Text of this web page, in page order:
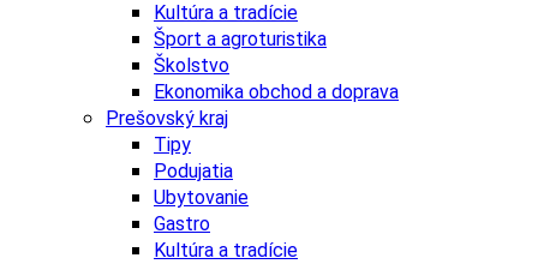
Kultúra a tradície
Šport a agroturistika
Školstvo
Ekonomika obchod a doprava
Prešovský kraj
Tipy
Podujatia
Ubytovanie
Gastro
Kultúra a tradície